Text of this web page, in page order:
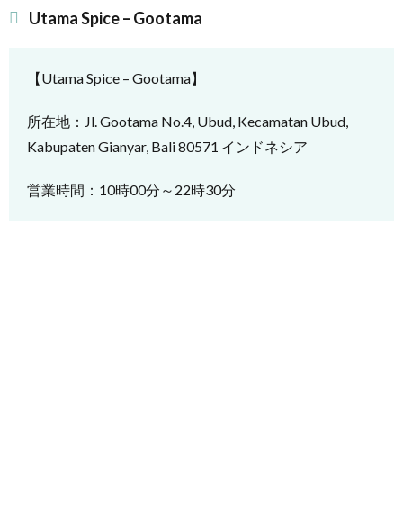
Utama Spice – Gootama
【Utama Spice – Gootama】
所在地：Jl. Gootama No.4, Ubud, Kecamatan Ubud,
Kabupaten Gianyar, Bali 80571 インドネシア
営業時間：10時00分～22時30分